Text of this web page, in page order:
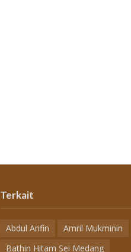
Terkait
Abdul Arifin Amril Mukminin
Bathin Hitam Sei Medang